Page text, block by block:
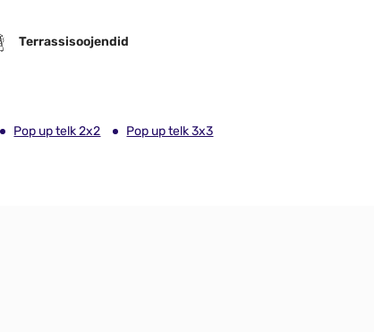
Terrassisoojendid
Pop up telk 2x2
Pop up telk 3x3